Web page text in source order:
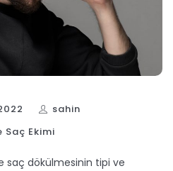
sahin
Saç Ekimi
saç dökülmesinin tipi ve